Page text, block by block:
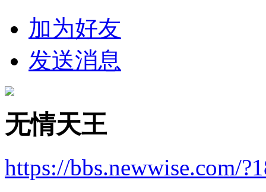
加为好友
发送消息
无情天王
https://bbs.newwise.com/